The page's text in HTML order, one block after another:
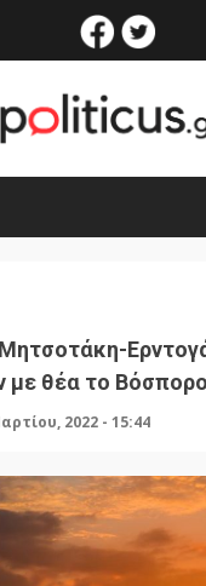
facebook
με θέα το Βόσπορο
2022 - 15:44